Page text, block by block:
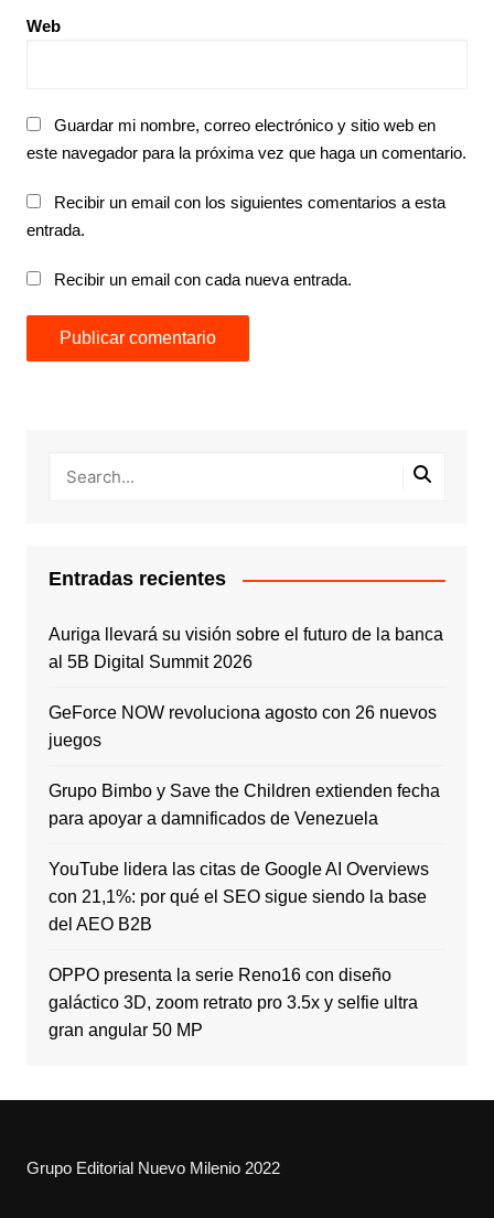
Web
Guardar mi nombre, correo electrónico y sitio web en
este navegador para la próxima vez que haga un comentario.
Recibir un email con los siguientes comentarios a esta
entrada.
Recibir un email con cada nueva entrada.
Entradas recientes
Auriga llevará su visión sobre el futuro de la banca
al 5B Digital Summit 2026
GeForce NOW revoluciona agosto con 26 nuevos
juegos
Grupo Bimbo y Save the Children extienden fecha
para apoyar a damnificados de Venezuela
YouTube lidera las citas de Google AI Overviews
con 21,1%: por qué el SEO sigue siendo la base
del AEO B2B
OPPO presenta la serie Reno16 con diseño
galáctico 3D, zoom retrato pro 3.5x y selfie ultra
gran angular 50 MP
Grupo Editorial Nuevo Milenio 2022